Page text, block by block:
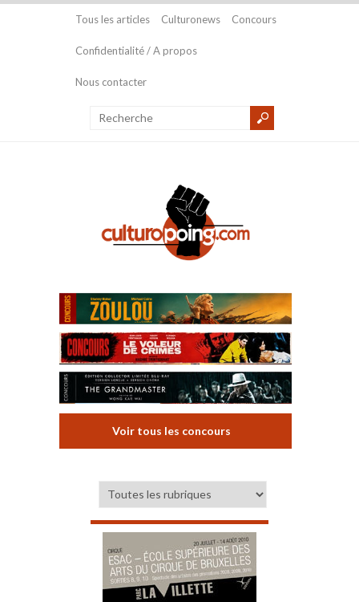
Tous les articles Culturonews Concours
Confidentialité / A propos
Nous contacter
Voir tous les concours